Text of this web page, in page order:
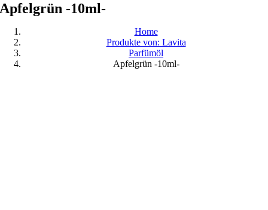
Apfelgrün -10ml-
Home
Produkte von: Lavita
Parfümöl
Apfelgrün -10ml-